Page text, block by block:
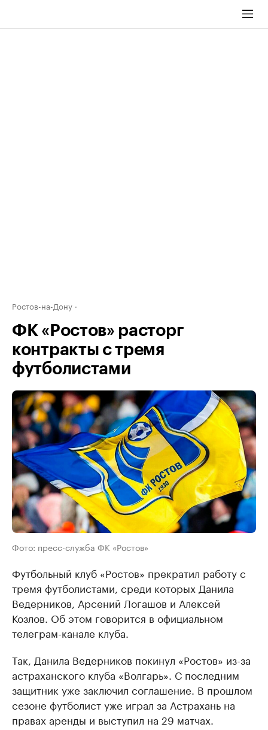
Ростов-на-Дону
ФК «Ростов» расторг
контракты с тремя
футболистами
Фото: пресс-служба ФК «Ростов»
Футбольный клуб «Ростов» прекратил работу с
тремя футболистами, среди которых Данила
Ведерников, Арсений Логашов и Алексей
Козлов. Об этом говорится в официальном
телеграм-канале клуба.
Так, Данила Ведерников покинул «Ростов» из-за
астраханского клуба «Волгарь». С последним
защитник уже заключил соглашение. В прошлом
сезоне футболист уже играл за Астрахань на
правах аренды и выступил на 29 матчах.